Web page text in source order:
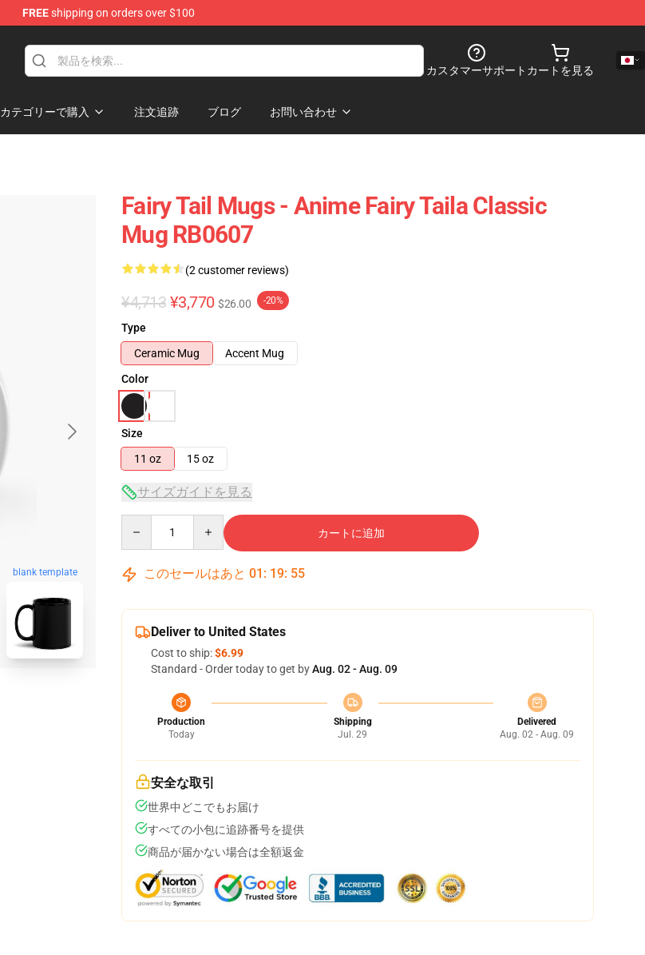
FREEshipping on orders over $100
カスタマーサポート カートを見る
カテゴリーで購入 注文追跡 ブログ お問い合わせ
blank template
Fairy Tail Mugs - Anime Fairy Taila Classic
Mug RB0607
(2 customer reviews)
¥4,713 ¥3,770 $26.00 -20%
Type
Ceramic Mug
Accent Mug
Color
Size
11 oz
15 oz
サイズガイドを見る
カートに追加
このセールはあと 01 : 19: 54
Deliver to United States
Cost to ship:$6.99
Standard - Order today to get byAug. 02 - Aug. 09
Production
Today
Shipping
Jul. 29
Delivered
Aug. 02 - Aug. 09
安全な取引
世界中どこでもお届け
すべての小包に追跡番号を提供
商品が届かない場合は全額返金